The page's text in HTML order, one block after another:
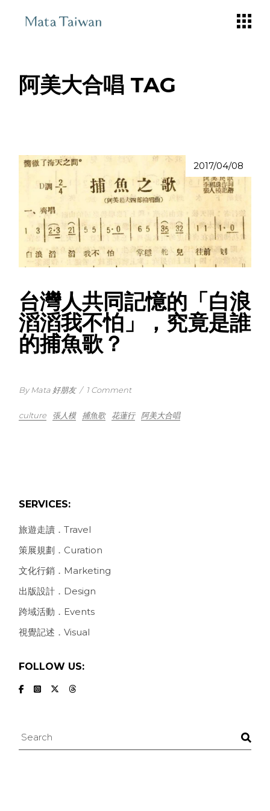
阿美大合唱 TAG
2017/04/08
台灣人共同記憶的「白浪
滔滔我不怕」，究竟是誰
的捕魚歌？
By Mata 好朋友 / 1 Comment
culture 張人模 捕魚歌 花蓮行 阿美大合唱
SERVICES:
旅遊走讀．Travel
策展規劃．Curation
文化行銷．Marketing
出版設計．Design
跨域活動．Events
視覺記述．Visual
FOLLOW US:
Search